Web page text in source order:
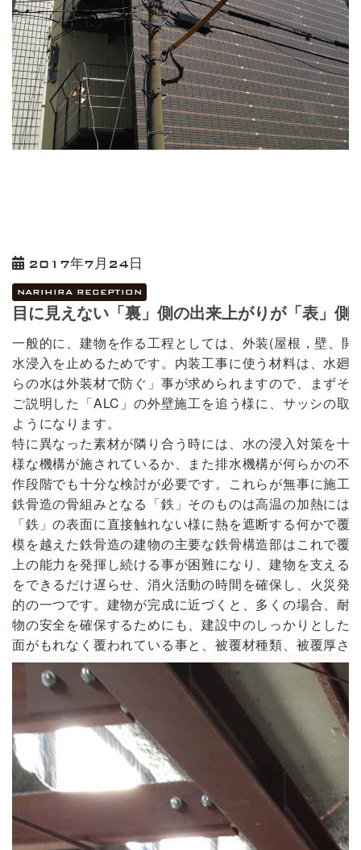
2017年7月24日
NARIHIRA RECEPTION
目に見えない「裏」側の出来上がりが「表
一般的に、建物を作る工程としては、外装(屋根，壁、
水浸入を止めるためです。内装工事に使う材料は、水
らの水は外装材で防ぐ」事が求められますので、まず
ご説明した「ALC」の外壁施工を追う様に、サッシの
ようになります。
特に異なった素材が隣り合う時には、水の浸入対策を
様な機構が施されているか、また排水機構が何らかの
作段階でも十分な検討が必要です。これらが無事に施
鉄骨造の骨組みとなる「鉄」そのものは高温の加熱に
「鉄」の表面に直接触れない様に熱を遮断する何かで
模を越えた鉄骨造の建物の主要な鉄骨構造部はこれで
上の能力を発揮し続ける事が困難になり、建物を支え
をできるだけ遅らせ、消火活動の時間を確保し、火災
的の一つです。建物が完成に近づくと、多くの場合、
物の安全を確保するためにも、建設中のしっかりとし
面がもれなく覆われている事と、被覆材種類、被覆厚